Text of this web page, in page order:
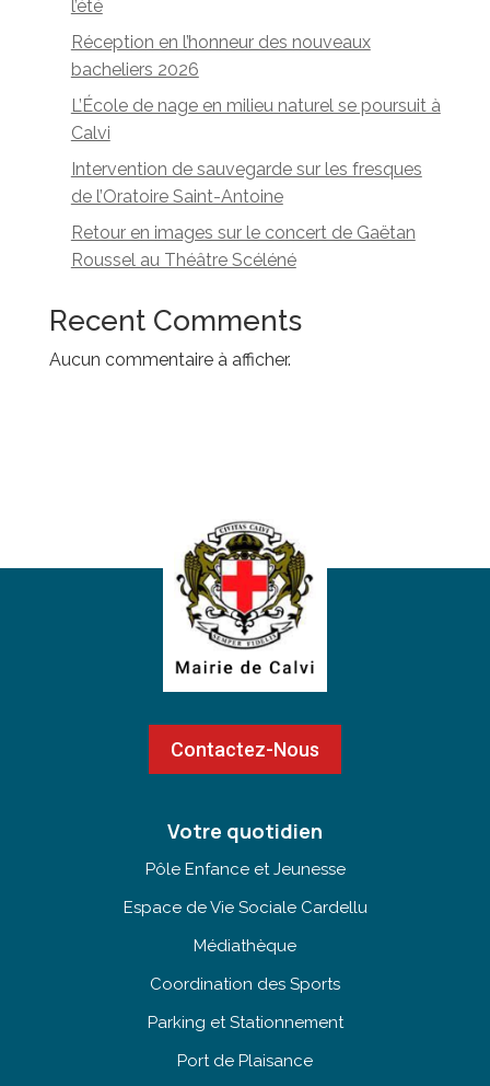
l’été
Réception en l’honneur des nouveaux
bacheliers 2026
L’École de nage en milieu naturel se poursuit à
Calvi
Intervention de sauvegarde sur les fresques
de l’Oratoire Saint-Antoine
Retour en images sur le concert de Gaëtan
Roussel au Théâtre Scéléné
Recent Comments
Aucun commentaire à afficher.
Contactez-Nous
Votre quotidien
Pôle Enfance et Jeunesse
Espace de Vie Sociale Cardellu
Médiathèque
Coordination des Sports
Parking et Stationnement
Port de Plaisance